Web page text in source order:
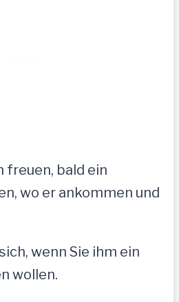
freuen, bald ein
wo er ankommen und
wenn Sie ihm ein
wollen.